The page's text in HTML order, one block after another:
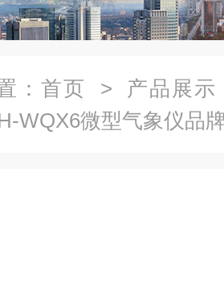
： 首页 > 产品展示
WQX6微型气象仪品